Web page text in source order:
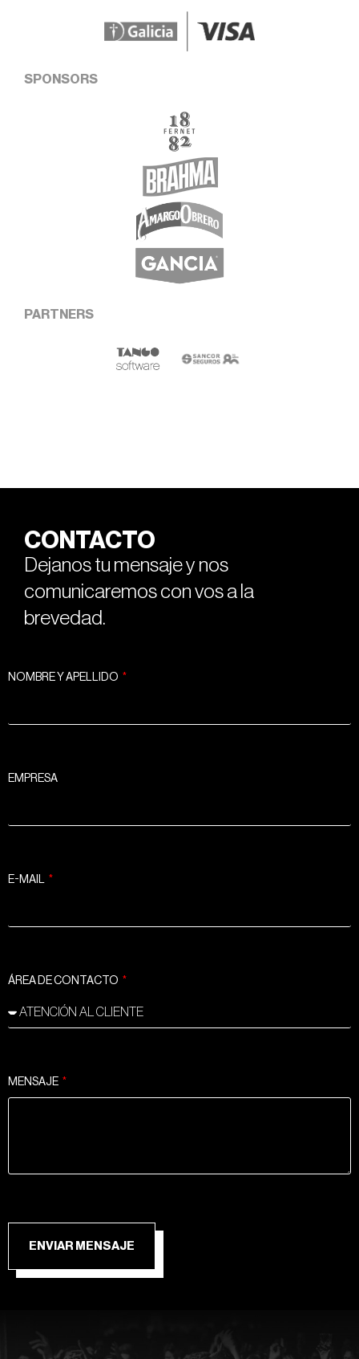
SPONSORS
PARTNERS
CONTACTO
Dejanos tu mensaje y nos
comunicaremos con vos a la
brevedad.
NOMBRE Y APELLIDO
EMPRESA
E-MAIL
ÁREA DE CONTACTO
MENSAJE
ENVIAR MENSAJE